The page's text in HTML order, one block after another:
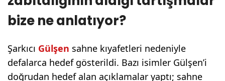
bize ne anlatıyor?
Şarkıcı Gülşen sahne kıyafetleri nedeniyle
defalarca hedef gösterildi. Bazı isimler Gülşen’i
doğrudan hedef alan açıklamalar yaptı; sahne